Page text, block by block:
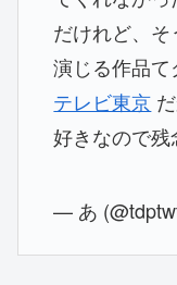
だけれど、
演じる作品
テレビ東京
好きなので残
— あ